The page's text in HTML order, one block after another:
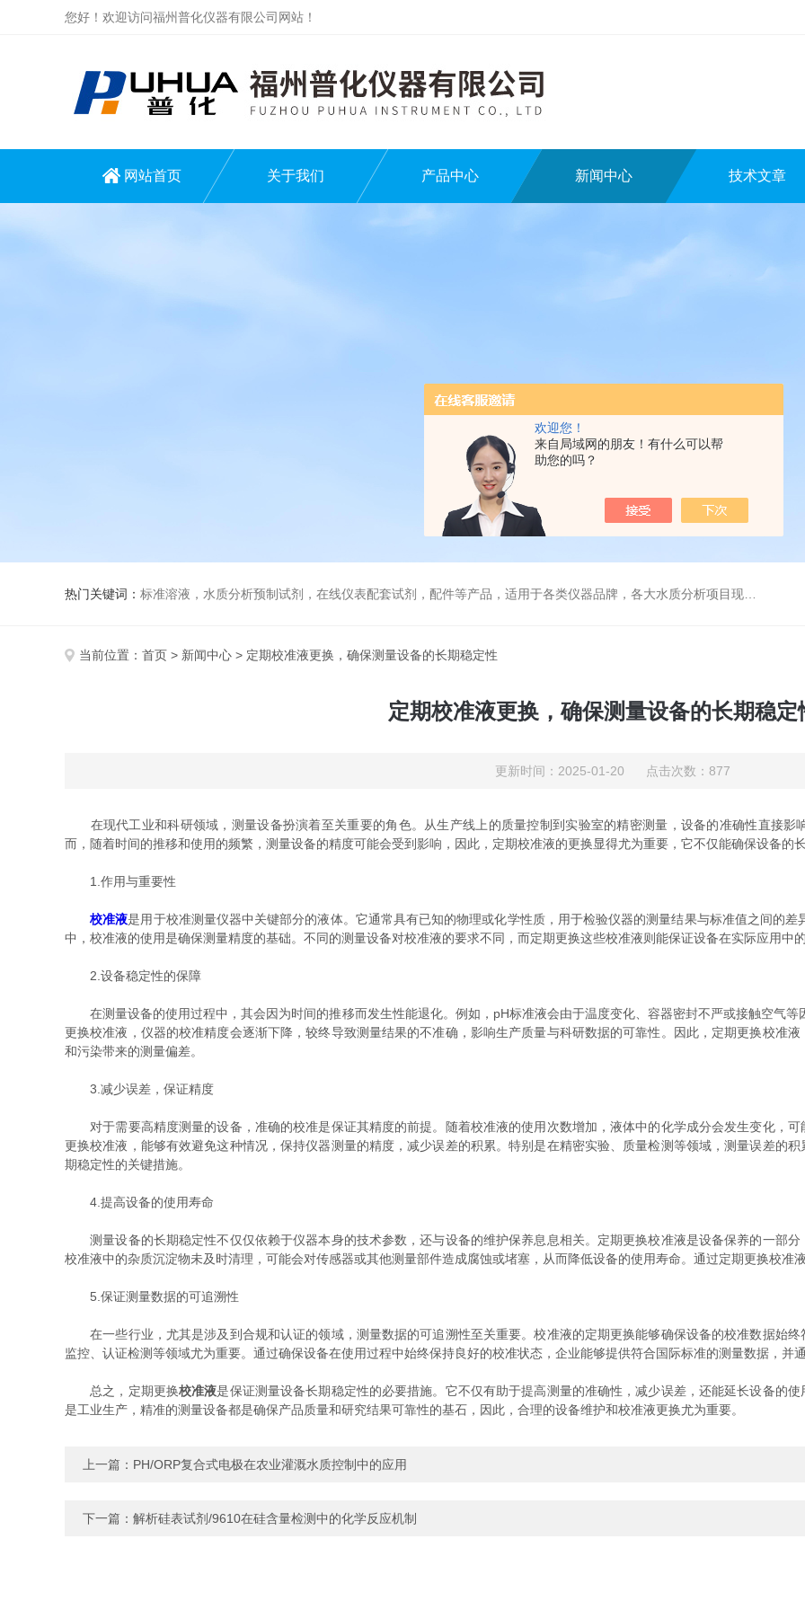
欢迎您！
来自局域网的朋友！有什么可以帮
助您的吗？
您好！欢迎访问福州普化仪器有限公司网站！
网站首页 关于我们 产品中心 新闻中心 技术文章
热门关键词： 标准溶液，水质分析预制试剂，在线仪表配套试剂，配件等产品，适用于各类仪器品牌，各大水质分析项目现场及实验室
当前位置： 首页 > 新闻中心 > 定期校准液更换，确保测量设备的长期稳定性
定期校准液更换，确保测量设备的长期稳定
更新时间：2025-01-20 点击次数：877
在现代工业和科研领域，测量设备扮演着至关重要的角色。从生产线上的质量控制到实验室的精密测量，设备的准确性直接影
而，随着时间的推移和使用的频繁，测量设备的精度可能会受到影响，因此，定期校准液的更换显得尤为重要，它不仅能确保设备的
1.作用与重要性
校准液是用于校准测量仪器中关键部分的液体。它通常具有已知的物理或化学性质，用于检验仪器的测量结果与标准值之间的
中，校准液的使用是确保测量精度的基础。不同的测量设备对校准液的要求不同，而定期更换这些校准液则能保证设备在实际应用中
2.设备稳定性的保障
在测量设备的使用过程中，其会因为时间的推移而发生性能退化。例如，pH标准液会由于温度变化、容器密封不严或接触空气等
更换校准液，仪器的校准精度会逐渐下降，较终导致测量结果的不准确，影响生产质量与科研数据的可靠性。因此，定期更换校准
和污染带来的测量偏差。
3.减少误差，保证精度
对于需要高精度测量的设备，准确的校准是保证其精度的前提。随着校准液的使用次数增加，液体中的化学成分会发生变化，
更换校准液，能够有效避免这种情况，保持仪器测量的精度，减少误差的积累。特别是在精密实验、质量检测等领域，测量误差的
期稳定性的关键措施。
4.提高设备的使用寿命
测量设备的长期稳定性不仅仅依赖于仪器本身的技术参数，还与设备的维护保养息息相关。定期更换校准液是设备保养的一部
校准液中的杂质沉淀物未及时清理，可能会对传感器或其他测量部件造成腐蚀或堵塞，从而降低设备的使用寿命。通过定期更换校准
5.保证测量数据的可追溯性
在一些行业，尤其是涉及到合规和认证的领域，测量数据的可追溯性至关重要。校准液的定期更换能够确保设备的校准数据始
监控、认证检测等领域尤为重要。通过确保设备在使用过程中始终保持良好的校准状态，企业能够提供符合国际标准的测量数据，并
总之，定期更换校准液是保证测量设备长期稳定性的必要措施。它不仅有助于提高测量的准确性，减少误差，还能延长设备的
是工业生产，精准的测量设备都是确保产品质量和研究结果可靠性的基石，因此，合理的设备维护和校准液更换尤为重要。
上一篇： PH/ORP复合式电极在农业灌溉水质控制中的应用
下一篇： 解析硅表试剂/9610在硅含量检测中的化学反应机制